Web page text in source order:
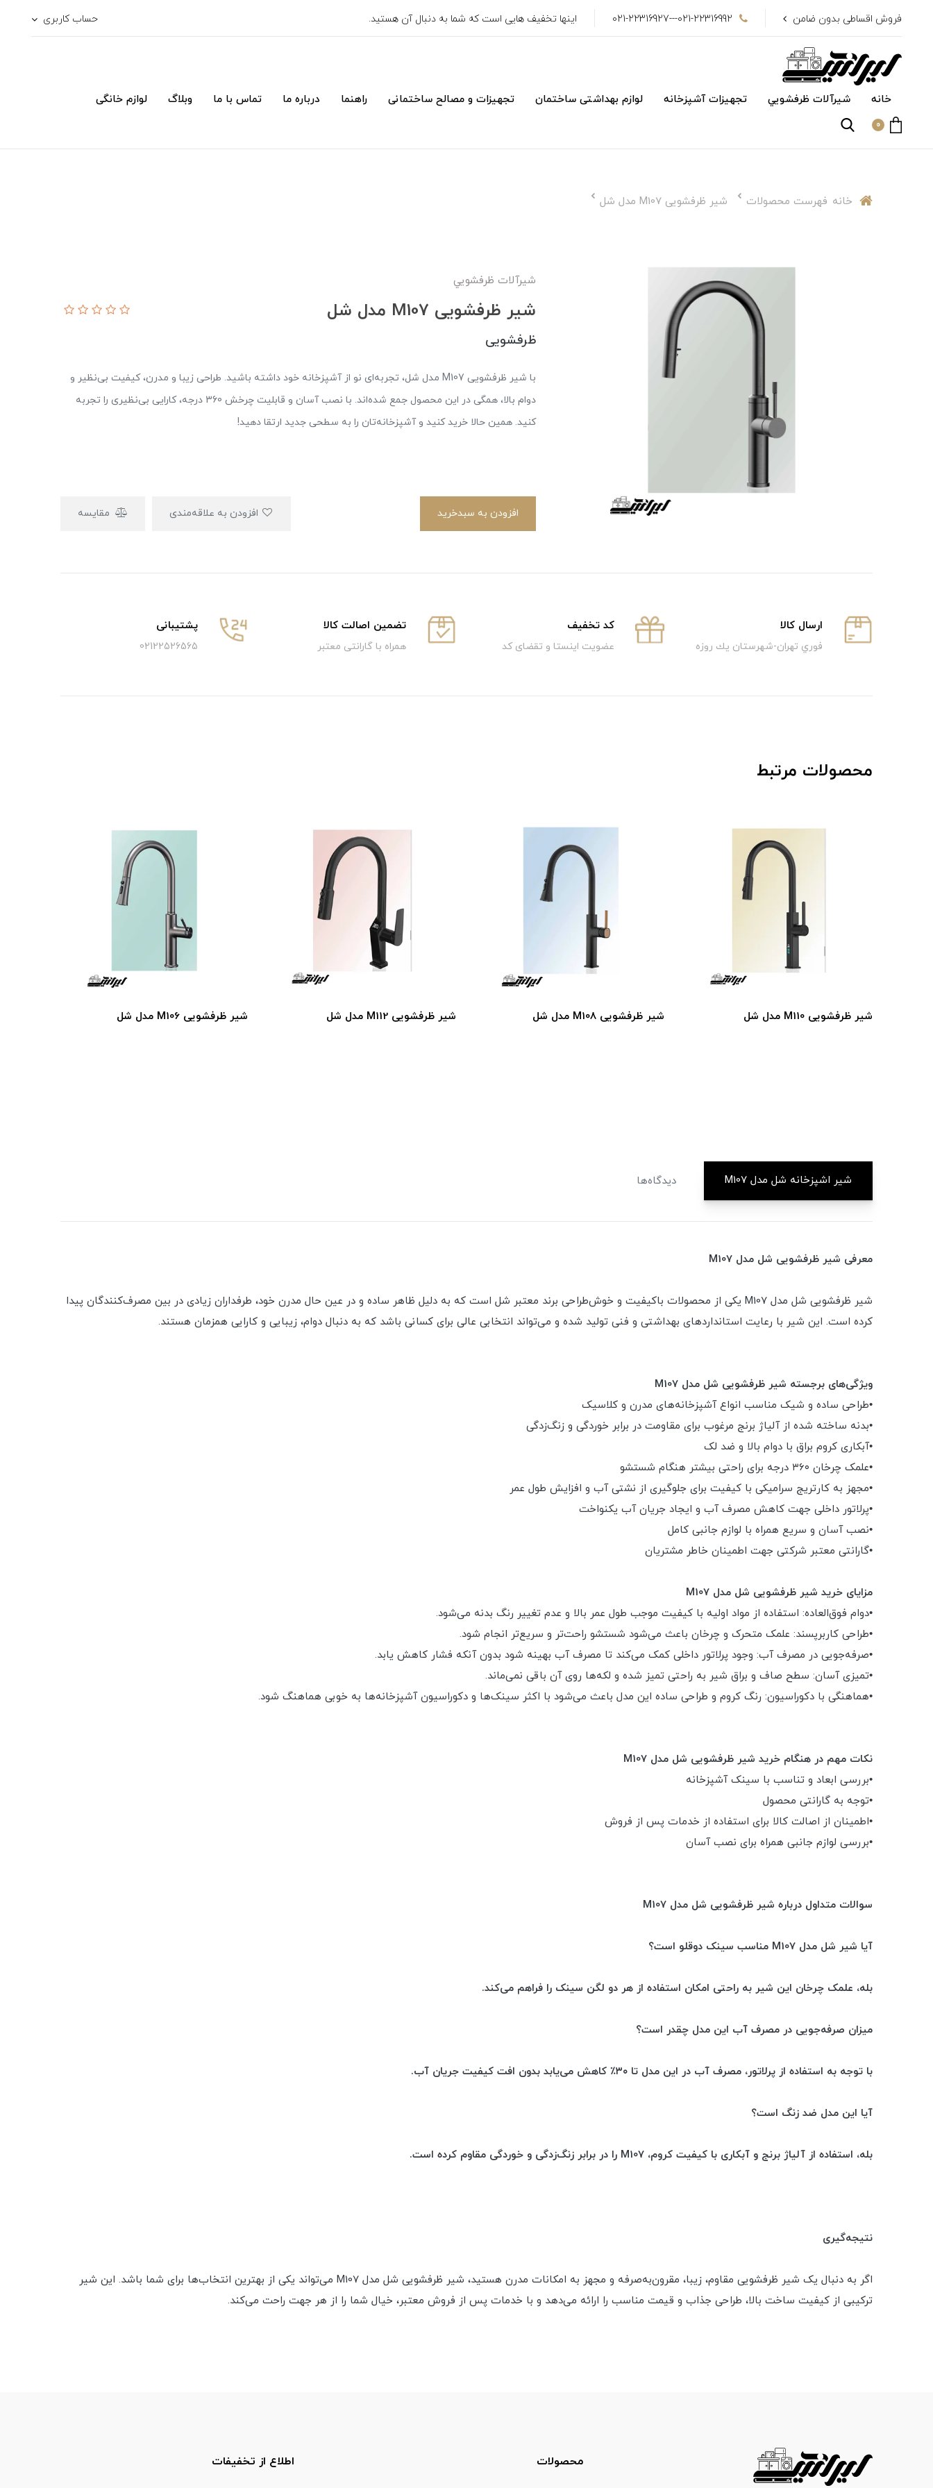
فروش اقساطی بدون ضامن 021-22316992---021-22316927 اینها تخفیف هایی است که شما به دنبال آن هستید. حساب کاربری
خانه شیرآلات ظرفشويي تجهیزات آشپزخانه لوازم بهداشتی ساختمان تجهیزات و مصالح ساختمانی راهنما درباره ما تماس با ما وبلاگ لوازم خانگی
0
خانه فهرست محصولات شیر ظرفشویی M107 مدل شل
شیرآلات ظرفشويي
شیر ظرفشویی M107 مدل شل
ظرفشویی
با شیر ظرفشویی M107 مدل شل، تجربه‌ای نو از آشپزخانه خود داشته باشید. طراحی زیبا و مدرن، کیفیت بی‌نظیر و
دوام بالا، همگی در این محصول جمع شده‌اند. با نصب آسان و قابلیت چرخش 360 درجه، کارایی بی‌نظیری را تجربه
کنید. همین حالا خرید کنید و آشپزخانه‌تان را به سطحی جدید ارتقا دهید!
افزودن به سبدخرید مقایسه
ارسال كالا
فوري تهران-شهرستان يك روزه
كد تخفيف
عضویت اینستا و تقضای کد
تضمین اصالت کالا
همراه با گارانتی معتبر
پشتیبانی
02122526565
محصولات مرتبط
شیر ظرفشویی M110 مدل شل شیر ظرفشویی M108 مدل شل شیر ظرفشویی M112 مدل شل شیر ظرفشویی M106 مدل شل
شیر اشپزخانه شل مدل M107 دیدگاه‌ها
معرفی شیر ظرفشویی شل مدل M107
شیر ظرفشویی شل مدل M107 یکی از محصولات باکیفیت و خوش‌طراحی برند معتبر شل است که به دلیل ظاهر ساده و در عین حال مدرن خود، طرفداران زیادی در بین مصرف‌کنندگان پیدا
کرده است. این شیر با رعایت استانداردهای بهداشتی و فنی تولید شده و می‌تواند انتخابی عالی برای کسانی باشد که به دنبال دوام، زیبایی و کارایی همزمان هستند.
ویژگی‌های برجسته شیر ظرفشویی شل مدل M107
•طراحی ساده و شیک مناسب انواع آشپزخانه‌های مدرن و کلاسیک
•بدنه ساخته شده از آلیاژ برنج مرغوب برای مقاومت در برابر خوردگی و زنگ‌زدگی
•آبکاری کروم براق با دوام بالا و ضد لک
•علمک چرخان ۳۶۰ درجه برای راحتی بیشتر هنگام شستشو
•مجهز به کارتریج سرامیکی با کیفیت برای جلوگیری از نشتی آب و افزایش طول عمر
•پرلاتور داخلی جهت کاهش مصرف آب و ایجاد جریان آب یکنواخت
•نصب آسان و سریع همراه با لوازم جانبی کامل
•گارانتی معتبر شرکتی جهت اطمینان خاطر مشتریان
مزایای خرید شیر ظرفشویی شل مدل M107
•دوام فوق‌العاده: استفاده از مواد اولیه با کیفیت موجب طول عمر بالا و عدم تغییر رنگ بدنه می‌شود.
•طراحی کاربرپسند: علمک متحرک و چرخان باعث می‌شود شستشو راحت‌تر و سریع‌تر انجام شود.
•صرفه‌جویی در مصرف آب: وجود پرلاتور داخلی کمک می‌کند تا مصرف آب بهینه شود بدون آنکه فشار کاهش یابد.
•تمیزی آسان: سطح صاف و براق شیر به راحتی تمیز شده و لکه‌ها روی آن باقی نمی‌ماند.
•هماهنگی با دکوراسیون: رنگ کروم و طراحی ساده این مدل باعث می‌شود با اکثر سینک‌ها و دکوراسیون آشپزخانه‌ها به خوبی هماهنگ شود.
نکات مهم در هنگام خرید شیر ظرفشویی شل مدل M107
•بررسی ابعاد و تناسب با سینک آشپزخانه
•توجه به گارانتی محصول
•اطمینان از اصالت کالا برای استفاده از خدمات پس از فروش
•بررسی لوازم جانبی همراه برای نصب آسان
سوالات متداول درباره شیر ظرفشویی شل مدل M107
آیا شیر شل مدل M107 مناسب سینک دوقلو است؟
بله، علمک چرخان این شیر به راحتی امکان استفاده از هر دو لگن سینک را فراهم می‌کند.
میزان صرفه‌جویی در مصرف آب این مدل چقدر است؟
با توجه به استفاده از پرلاتور، مصرف آب در این مدل تا ۳۰٪ کاهش می‌یابد بدون افت کیفیت جریان آب.
آیا این مدل ضد زنگ است؟
بله، استفاده از آلیاژ برنج و آبکاری با کیفیت کروم، M107 را در برابر زنگ‌زدگی و خوردگی مقاوم کرده است.
نتیجه‌گیری
اگر به دنبال یک شیر ظرفشویی مقاوم، زیبا، مقرون‌به‌صرفه و مجهز به امکانات مدرن هستید، شیر ظرفشویی شل مدل M107 می‌تواند یکی از بهترین انتخاب‌ها برای شما باشد. این شیر
ترکیبی از کیفیت ساخت بالا، طراحی جذاب و قیمت مناسب را ارائه می‌دهد و با خدمات پس از فروش معتبر، خیال شما را از هر جهت راحت می‌کند.
محصولات اطلاع از تخفیفات